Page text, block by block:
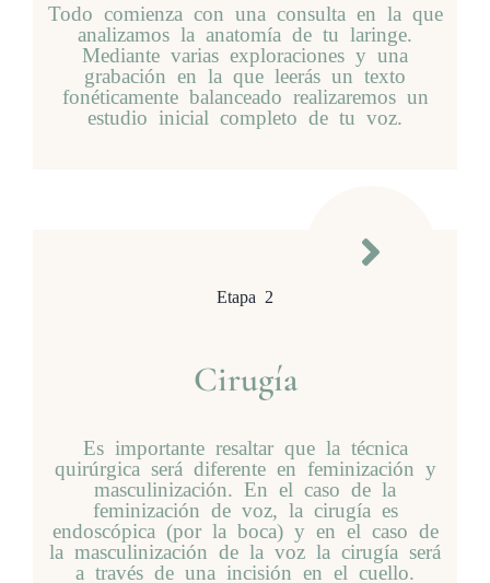
Todo comienza con una consulta en la que
analizamos la anatomía de tu laringe.
Mediante varias exploraciones y una
grabación en la que leerás un texto
fonéticamente balanceado realizaremos un
estudio inicial completo de tu voz.
Etapa 2
Cirugía
Es importante resaltar que la técnica
quirúrgica será diferente en feminización y
masculinización. En el caso de la
feminización de voz, la cirugía es
endoscópica (por la boca) y en el caso de
la masculinización de la voz la cirugía será
a través de una incisión en el cuello.